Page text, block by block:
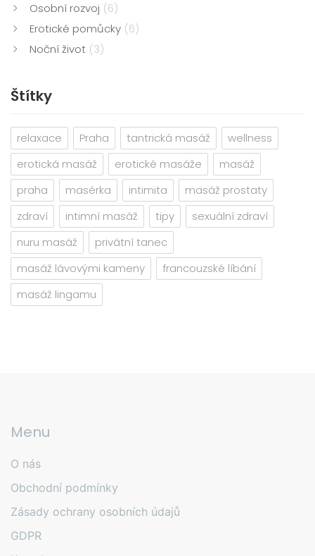
Osobní rozvoj (6)
Erotické pomůcky (6)
Noční život (3)
Štítky
relaxace Praha tantrická masáž
wellness
erotická masáž
erotické masáže
masáž
praha
masérka intimita
masáž prostaty
zdraví
intimní masáž tipy
sexuální zdraví
nuru masáž
privátní tanec
masáž lávovými kameny
francouzské líbání
masáž lingamu
Menu
O nás
Obchodní podmínky
Zásady ochrany osobních údajů
GDPR